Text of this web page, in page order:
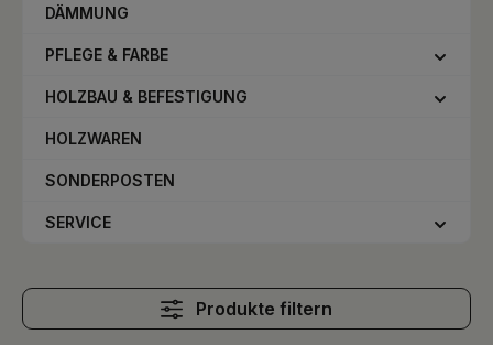
DÄMMUNG
PFLEGE & FARBE
HOLZBAU & BEFESTIGUNG
HOLZWAREN
SONDERPOSTEN
SERVICE
Produkte filtern